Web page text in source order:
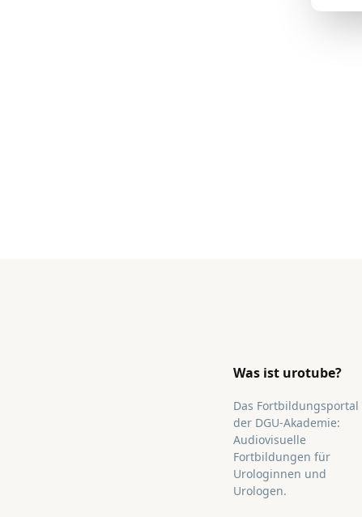
Was ist urotube?
Das Fortbildungsportal
der DGU-Akademie:
Audiovisuelle
Fortbildungen für
Urologinnen und
Urologen.